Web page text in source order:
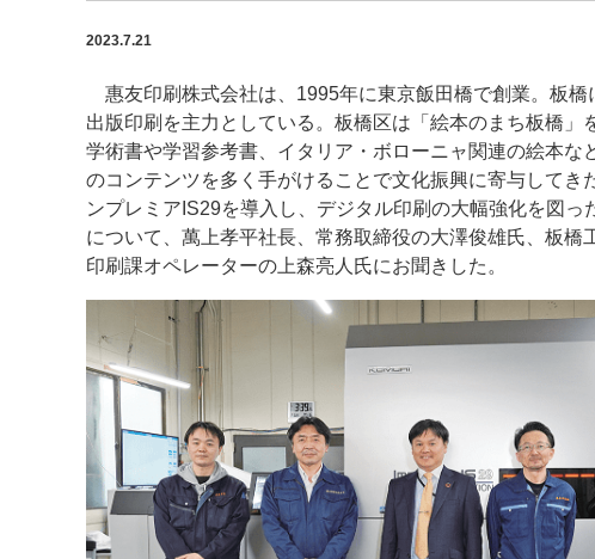
特集記事カテゴリー一覧
特集・デジタル印刷 アイデアで勝負！ ～多様なビジネス・多彩
特集・デジタル印刷 ～ 新成長軌道を描く
案内
発刊案内 JFPI印刷用語集 印刷機材年鑑
運営
会社案内 購読・購入申し込み サイトポリシー
2023.7.21
惠友印刷株式会社は、1995年に東京飯田橋で創業。板橋
出版印刷を主力としている。板橋区は「絵本のまち板橋」
学術書や学習参考書、イタリア・ボローニャ関連の絵本な
のコンテンツを多く手がけることで文化振興に寄与してき
ンプレミアIS29を導入し、デジタル印刷の大幅強化を図っ
について、萬上孝平社長、常務取締役の大澤俊雄氏、板橋
印刷課オペレーターの上森亮人氏にお聞きした。